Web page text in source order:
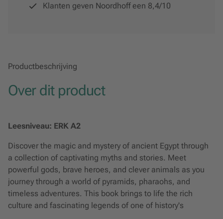
Productbeschrijving
Over dit product
Leesniveau: ERK A2
Discover the magic and mystery of ancient Egypt through
a collection of captivating myths and stories. Meet
powerful gods, brave heroes, and clever animals as you
journey through a world of pyramids, pharaohs, and
timeless adventures. This book brings to life the rich
culture and fascinating legends of one of history's
Klanten geven Noordhoff een 8,4/10